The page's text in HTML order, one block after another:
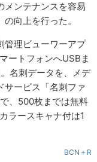
メンテナンスを容易
向上を行った。
管理ビューワーアプ
ートフォンへUSBま
名刺データを、メデ
サービス「名刺ファ
、500枚までは無料
ラースキャナ付は1
BCN＋R